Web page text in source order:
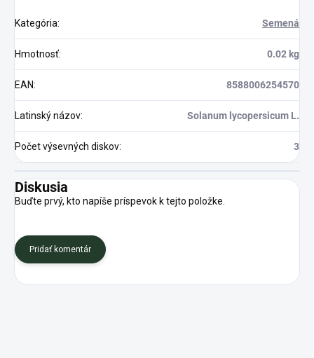
Kategória: Semená
Hmotnosť: 0.02 kg
EAN: 8588006254570
Latinský názov: Solanum lycopersicum L.
Počet výsevných diskov: 3
Diskusia
Buďte prvý, kto napíše príspevok k tejto položke.
Pridať komentár